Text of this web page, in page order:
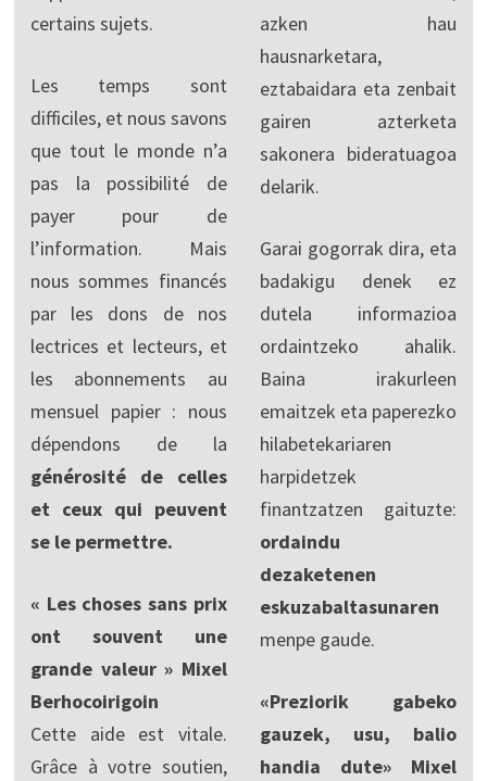
certains sujets.
Les temps sont
difficiles, et nous savons
que tout le monde n’a
pas la possibilité de
payer pour de
l’information. Mais
nous sommes financés
par les dons de nos
lectrices et lecteurs, et
les abonnements au
mensuel papier : nous
dépendons de la
générosité de celles
et ceux qui peuvent
se le permettre.
« Les choses sans prix
ont souvent une
grande valeur » Mixel
Berhocoirigoin
Cette aide est vitale.
Grâce à votre soutien,
azken hau
hausnarketara,
eztabaidara eta zenbait
gairen azterketa
sakonera bideratuagoa
delarik.
Garai gogorrak dira, eta
badakigu denek ez
dutela informazioa
ordaintzeko ahalik.
Baina irakurleen
emaitzek eta paperezko
hilabetekariaren
harpidetzek
finantzatzen gaituzte:
ordaindu
dezaketenen
eskuzabaltasunaren
menpe gaude.
«Preziorik gabeko
gauzek, usu, balio
handia dute» Mixel